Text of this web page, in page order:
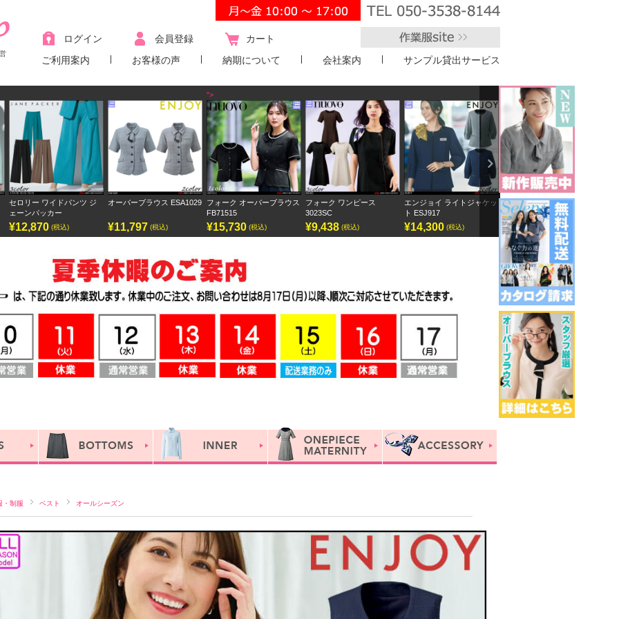
ログイン 会員登録
カート
ご利用案内
お客様の声 納期について 会社案内 サンプル貸出サービス
ジ オーバーブラウス ESA1029
¥11,797
フォーク オーバーブラウス
¥15,730
フォーク ワンピース
3023SC
¥9,438 (税込)
エンジョイ ライトジャケッ
ト ESJ917
¥14,300
ボンオフィス キュロット
AC3217
¥9,295 (税込)
半袖オーバーブラウス
GOBL-2602
¥12,155 (税込)
Next
・制服 ベスト オールシーズン